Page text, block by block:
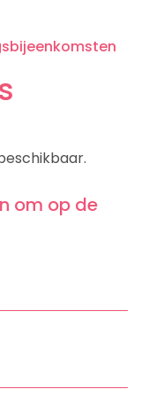
om op de